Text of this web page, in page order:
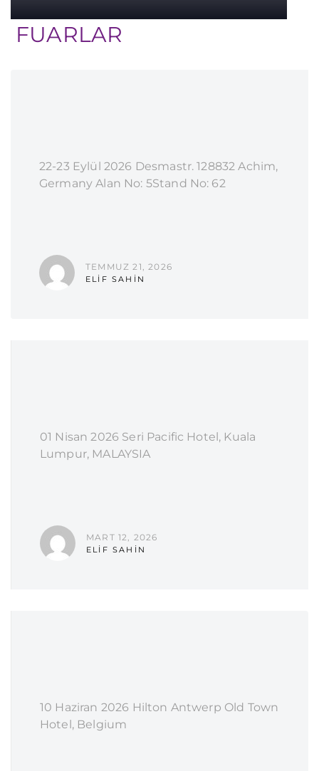
FUARLAR
22-23 Eylül 2026 Desmastr. 128832 Achim,
Germany Alan No: 5Stand No: 62
TEMMUZ 21, 2026
ELIF SAHIN
01 Nisan 2026 Seri Pacific Hotel, Kuala
Lumpur, MALAYSIA
MART 12, 2026
ELIF SAHIN
10 Haziran 2026 Hilton Antwerp Old Town
Hotel, Belgium